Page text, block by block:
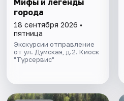
Мифы и легенды
города
18 сентября 2026 •
пятница
Экскурсии отправление
от ул. Думская, д.2. Киоск
"Турсервис"